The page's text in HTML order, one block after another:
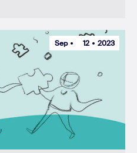
Sep 12 2023